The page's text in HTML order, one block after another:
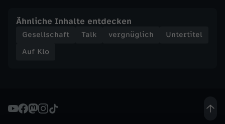
r
:
Ähnliche Inhalte entdecken
Gesellschaft Talk vergnüglich
Untertitel
Auf Klo